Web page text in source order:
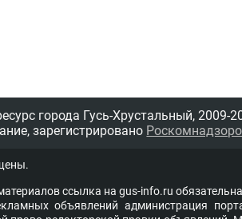
города Гусь-Хрустальный, 2009-
зарегистрировано
ссыл­ка на gus-info.ru
объявлений администра­ция